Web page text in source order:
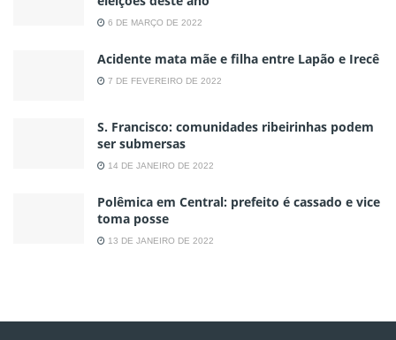
6 DE MARÇO DE 2022
Acidente mata mãe e filha entre Lapão e Irecê
7 DE FEVEREIRO DE 2022
S. Francisco: comunidades ribeirinhas podem
ser submersas
14 DE JANEIRO DE 2022
Polêmica em Central: prefeito é cassado e vice
toma posse
13 DE JANEIRO DE 2022